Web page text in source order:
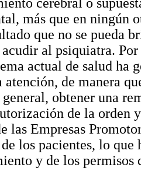
más que en ningún
que no se pueda
al psiquiatra.
actual de salud ha
atención, de manera
obtener una
de la orden
las Empresas
los pacientes, lo que
y de los permisos